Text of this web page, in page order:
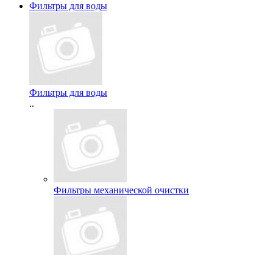
Фильтры для воды
Фильтры для воды
..
Фильтры механической очистки